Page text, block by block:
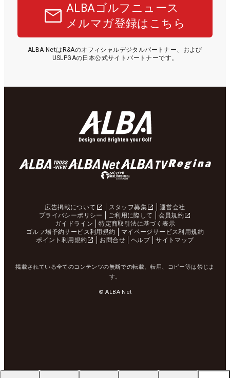
ALBAゴルフニュース
メルマガ登録はこちら
ALBA NetはR&Aのオフィシャルデジタルパートナー、および
USLPGAの日本公式サイトパートナーです。
広告掲載について スタッフ募集
運営会社
プライバシーポリシー
ご利用に際して
会員規約
ガイドライン
特定商取引法に基づく表示
ゴルフ場予約サービス利用規約
マイページサービス利用規約
ポイント利用規約
お問合せ ヘルプ サイトマップ
掲載されている全てのコンテンツの無断での転載、転用、コピー等は禁じま
す。
© ALBA Net